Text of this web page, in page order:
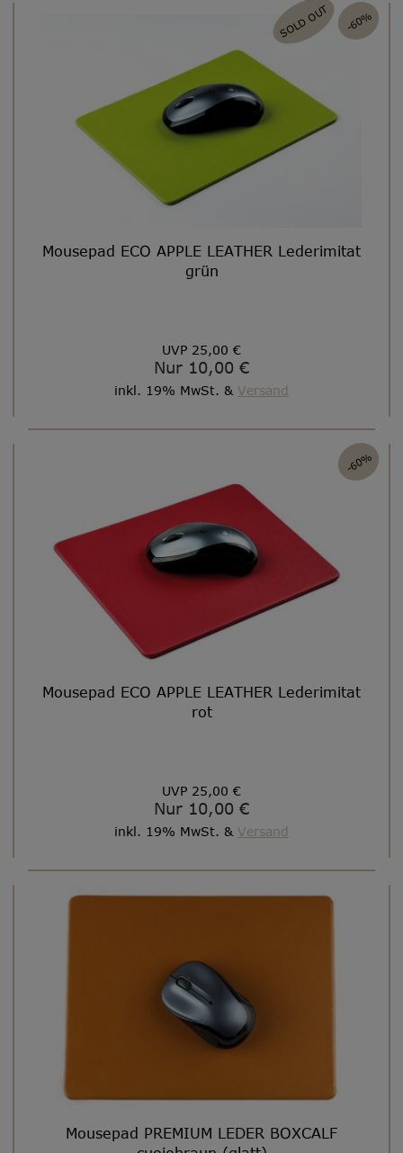
SOLD OUT -60%
Mousepad ECO APPLE LEATHER Lederimitat
grün
UVP 25,00 €
Nur 10,00 €
inkl. 19% MwSt. & Versand
-60%
Mousepad ECO APPLE LEATHER Lederimitat
rot
UVP 25,00 €
Nur 10,00 €
inkl. 19% MwSt. & Versand
Mousepad PREMIUM LEDER BOXCALF